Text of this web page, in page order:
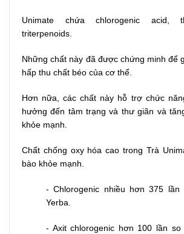
Unimate chứa chlorogenic acid,
triterpenoids.
Những chất này đã được chứng minh để
hấp thu chất béo của cơ thể.
Hơn nữa, các chất này hỗ trợ chức
hưởng đến tâm trạng và thư giãn và
khỏe mạnh.
Chất chống oxy hóa cao trong Trà
bào khỏe mạnh.
- Chlorogenic nhiều hơn 375
Yerba.
- Axit chlorogenic hơn 100 lần